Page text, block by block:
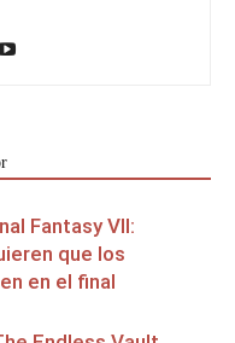
Fantasy VII:
que los
en el final